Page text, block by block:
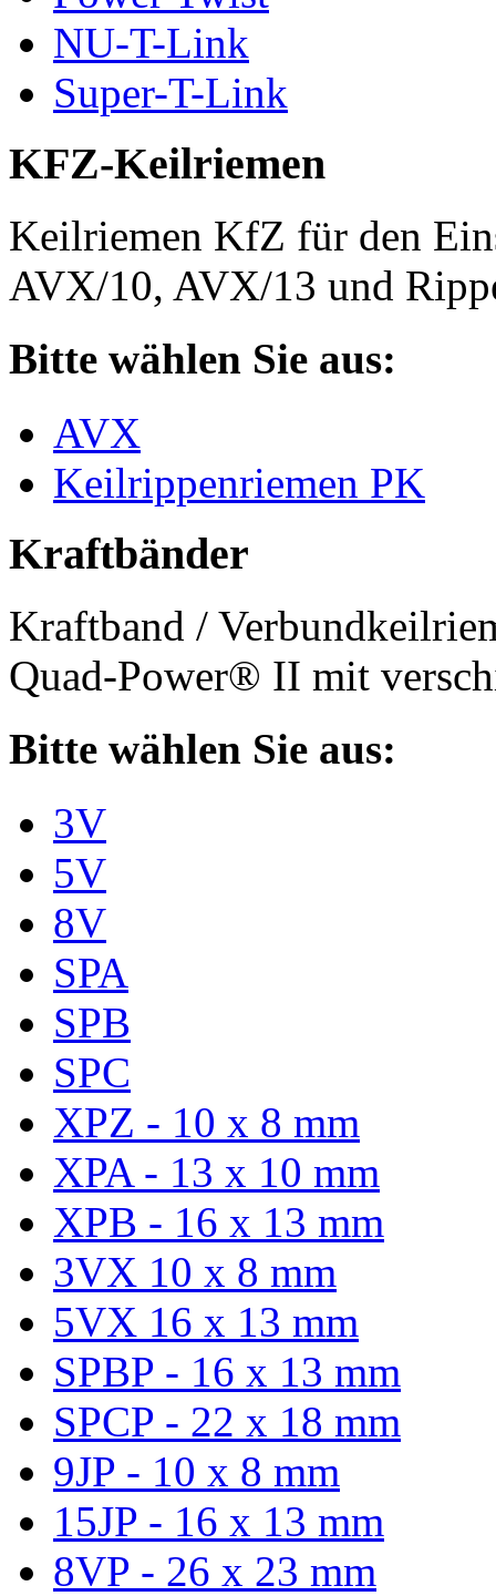
NU-T-Link
Super-T-Link
KFZ-Keilriemen
Keilriemen KfZ für den
AVX/10, AVX/13 und
Bitte wählen Sie aus:
AVX
Keilrippenriemen PK
Kraftbänder
Kraftband /
Quad-Power® II mit
Bitte wählen Sie aus:
3V
5V
8V
SPA
SPB
SPC
XPZ - 10 x 8 mm
XPA - 13 x 10 mm
XPB - 16 x 13 mm
3VX 10 x 8 mm
5VX 16 x 13 mm
SPBP - 16 x 13 mm
SPCP - 22 x 18 mm
9JP - 10 x 8 mm
15JP - 16 x 13 mm
8VP - 26 x 23 mm